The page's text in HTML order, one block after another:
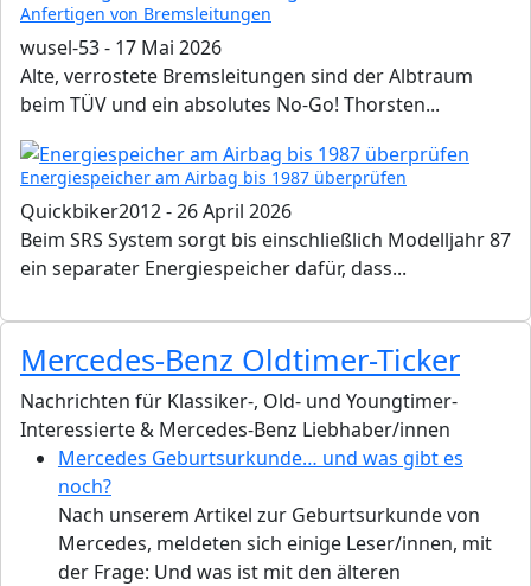
Anfertigen von Bremsleitungen
wusel-53- 17 Mai 2026
Alte, verrostete Bremsleitungen sind der Albtraum
beim TÜV und ein absolutes No-Go! Thorsten...
Energiespeicher am Airbag bis 1987 überprüfen
Quickbiker2012-26 April 2026
Beim SRS System sorgt bis einschließlich Modelljahr 87
ein separater Energiespeicher dafür, dass...
Mercedes-Benz Oldtimer-Ticker
Nachrichten für Klassiker-, Old- und Youngtimer-
Interessierte & Mercedes-Benz Liebhaber/innen
Mercedes Geburtsurkunde… und was gibt es
noch?
Nach unserem Artikel zur Geburtsurkunde von
Mercedes, meldeten sich einige Leser/innen, mit
der Frage: Und was ist mit den älteren